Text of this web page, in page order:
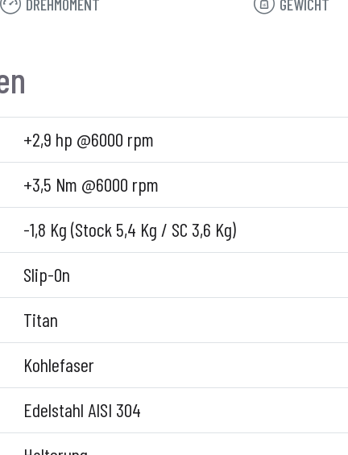
DREHMOMENT GEWICHT
+2,9 hp @6000 rpm
+3,5 Nm @6000 rpm
-1,8 Kg (Stock 5,4 Kg / SC 3,6 Kg)
Slip-On
Titan
Kohlefaser
Edelstahl AISI 304